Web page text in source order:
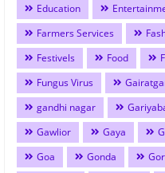
Education
Farmers Services
Festivels
Food
Fungus Virus
gandhi nagar
Gawlior
Gaya
Goa
Gonda